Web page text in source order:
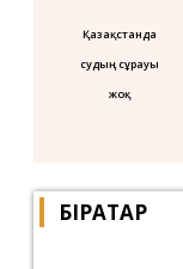
Қазақстанда
судың сұрауы
жоқ
БІРАТАР